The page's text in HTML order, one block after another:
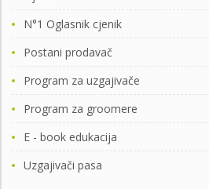
N°1 Oglasnik cjenik
Postani prodavač
Program za uzgajivače
Program za groomere
E - book edukacija
Uzgajivači pasa